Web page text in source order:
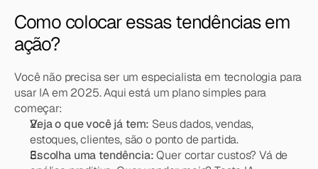
Como colocar essas tendências em
ação?
Você não precisa ser um especialista em tecnologia para
usar IA em 2025. Aqui está um plano simples para
começar:
Veja o que você já tem: Seus dados, vendas,
estoques, clientes, são o ponto de partida.
Escolha uma tendência: Quer cortar custos? Vá de